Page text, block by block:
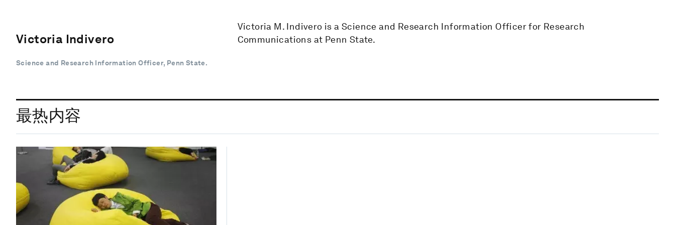
Victoria Indivero
Science and Research Information Officer, Penn State.
Victoria M. Indivero is a Science and Research Information Officer for Research
Communications at Penn State.
最热内容